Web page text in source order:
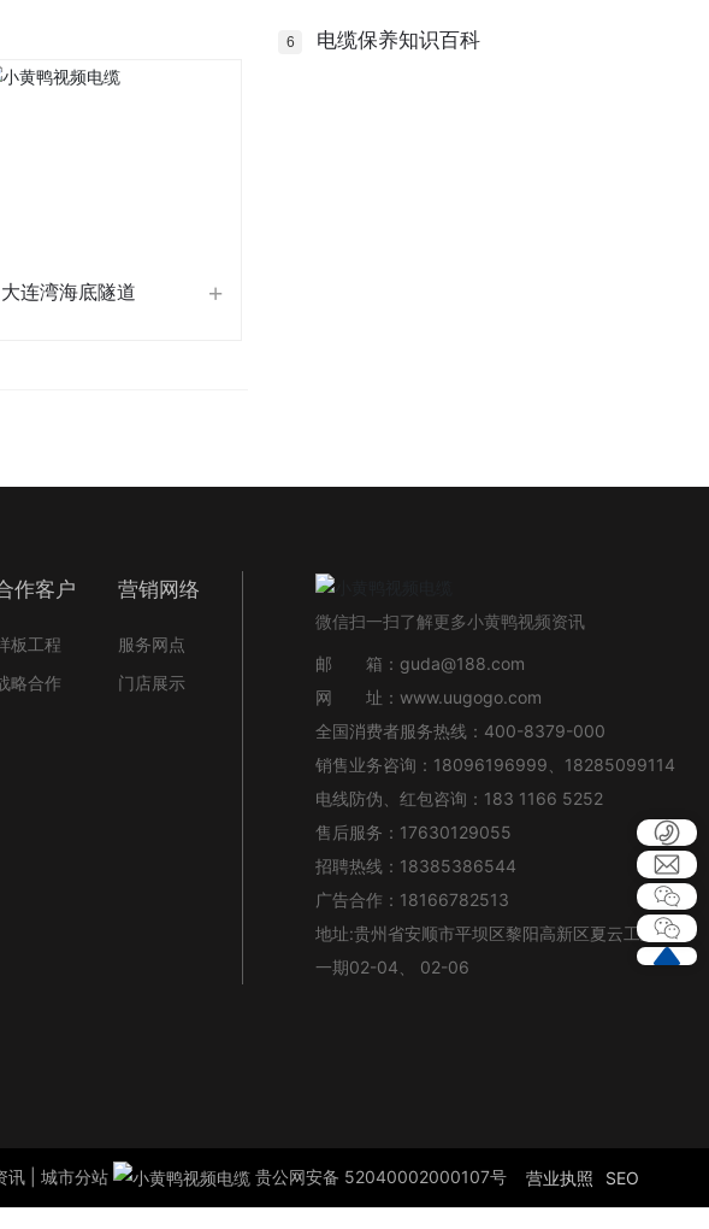
大连湾海底隧道
电缆保养知识百科
作客户
板工程
略合作
营销网络
服务网点
门店展示
微信扫一扫了解更多小黄鸭视频资讯
邮 箱： guda@188.com
网 址： www.uugogo.com
全国消费者服务热线： 400-8379-000
销售业务咨询： 18096196999
18285099114
电线防伪、红包咨询： 183 1166 5252
售后服务： 17630129055
招聘热线： 18385386544
广告合作： 18166782513
地址:贵州省安顺市平坝区黎阳高新区夏云工业园
一期02-04、 02-06
讯 |城市分站 贵公网安备 52040002000107号 营业执照 SEO